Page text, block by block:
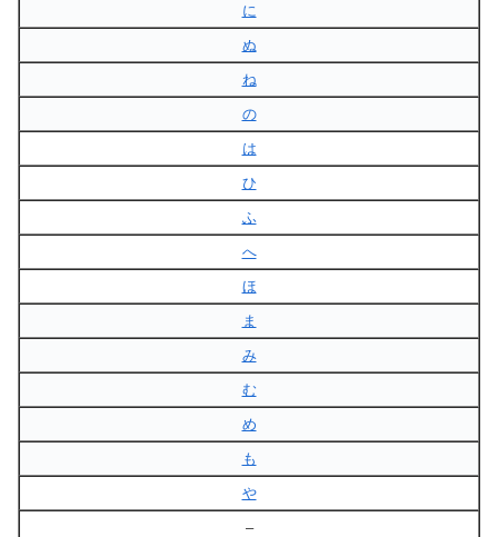
に
ぬ
ね
の
は
ひ
ふ
へ
ほ
ま
み
む
め
も
や
–